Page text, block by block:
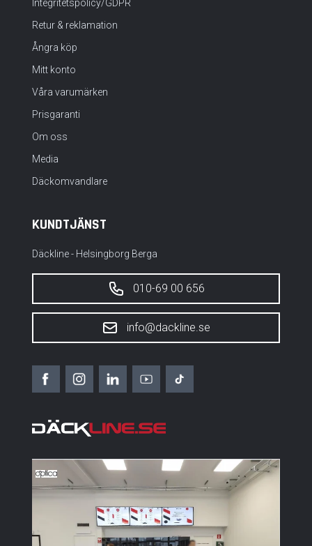
Integritetspolicy/GDPR
Retur & reklamation
Ångra köp
Mitt konto
Våra varumärken
Prisgaranti
Om oss
Media
Däckomvandlare
KUNDTJÄNST
Däckline - Helsingborg Berga
010-69 00 656
info@dackline.se